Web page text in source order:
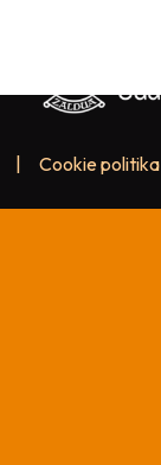
Cookie politika